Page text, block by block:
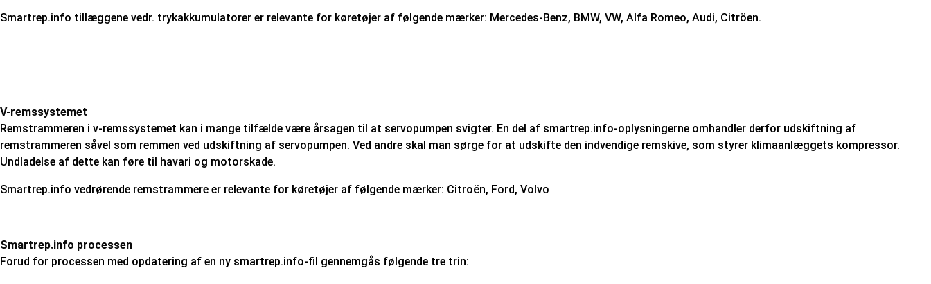
Smartrep.info tillæggene vedr. trykakkumulatorer er relevante for køretøjer af følgende mærker: Mercedes-Benz, BMW, VW, Alfa Romeo, Audi, Citröen.
V-remssystemet
Remstrammeren i v-remssystemet kan i mange tilfælde være årsagen til at servopumpen svigter. En del af smartrep.info-oplysningerne omhandler derfor udskiftning af
remstrammeren såvel som remmen ved udskiftning af servopumpen. Ved andre skal man sørge for at udskifte den indvendige remskive, som styrer klimaanlæggets kompressor.
Undladelse af dette kan føre til havari og motorskade.
Smartrep.info vedrørende remstrammere er relevante for køretøjer af følgende mærker: Citroën, Ford, Volvo
Smartrep.info processen
Forud for processen med opdatering af en ny smartrep.info-fil gennemgås følgende tre trin: